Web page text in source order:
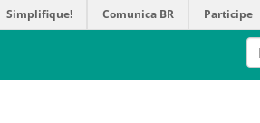
Simplifique! Comunica BR Participe